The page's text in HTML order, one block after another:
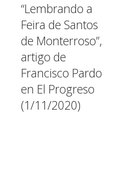
“Lembrando a
Feira de Santos
de Monterroso”,
artigo de
Francisco Pardo
en El Progreso
(1/11/2020)